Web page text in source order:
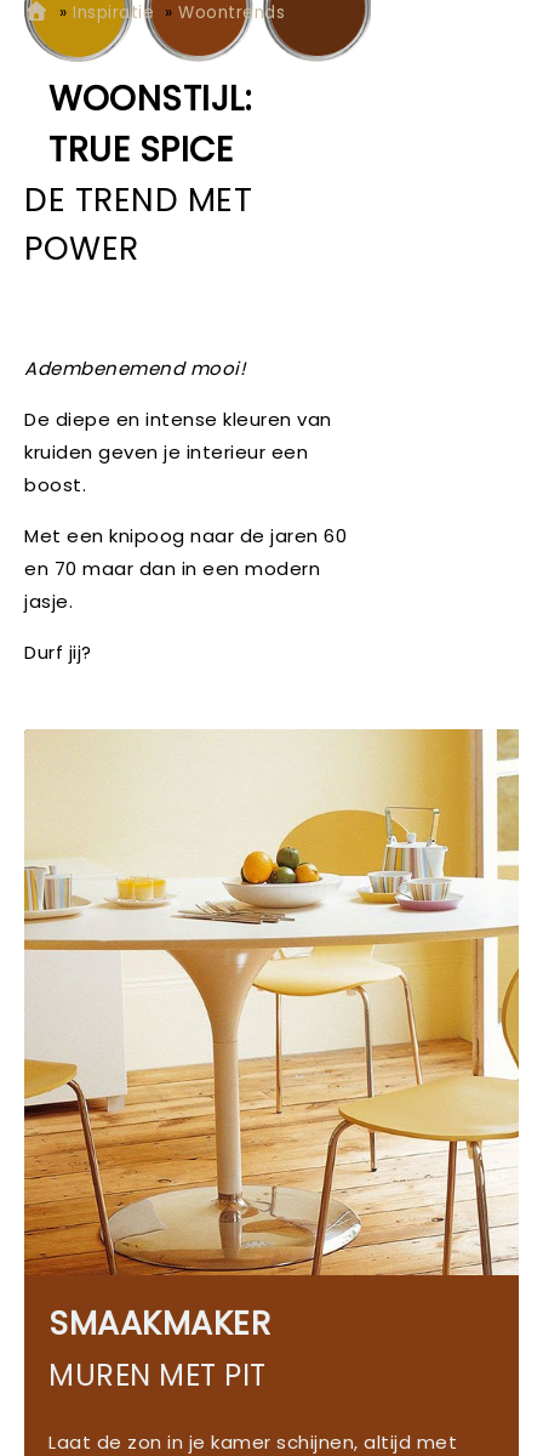
»Inspiratie »Woontrends
WOONSTIJL:
TRUE SPICE
DE TREND MET
POWER
Adembenemend mooi!
De diepe en intense kleuren van
kruiden geven je interieur een
boost.
Met een knipoog naar de jaren 60
en 70 maar dan in een modern
jasje.
Durf jij?
SMAAKMAKER
MUREN MET PIT
Laat de zon in je kamer schijnen, altijd met